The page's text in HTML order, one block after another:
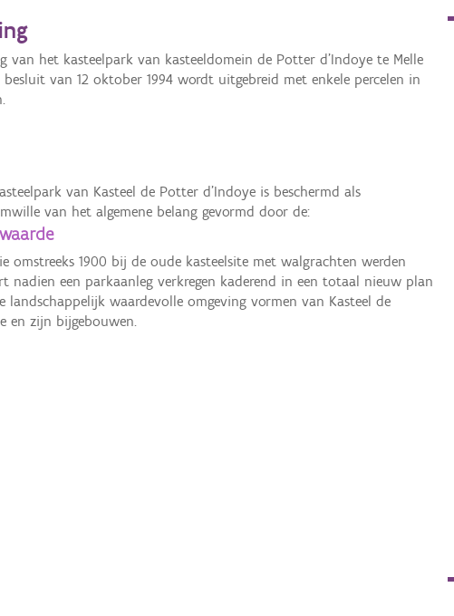
van het kasteelpark van kasteeldomein de Potter d’Indoye te Melle
van 12 oktober 1994 wordt uitgebreid met enkele percelen in
van Kasteel de Potter d’Indoye is beschermd als
van het algemene belang gevormd door de:
omstreeks 1900 bij de oude kasteelsite met walgrachten werden
nadien een parkaanleg verkregen kaderend in een totaal nieuw plan
landschappelijk waardevolle omgeving vormen van Kasteel de
en zijn bijgebouwen.